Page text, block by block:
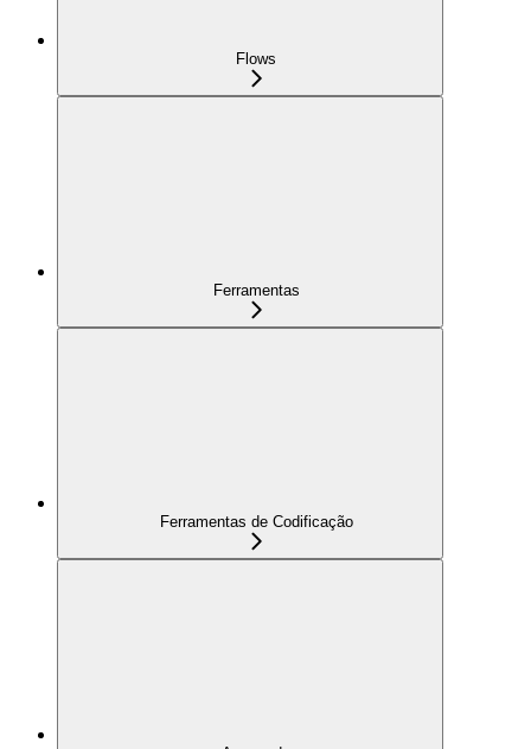
Flows
Ferramentas
Ferramentas de Codificação